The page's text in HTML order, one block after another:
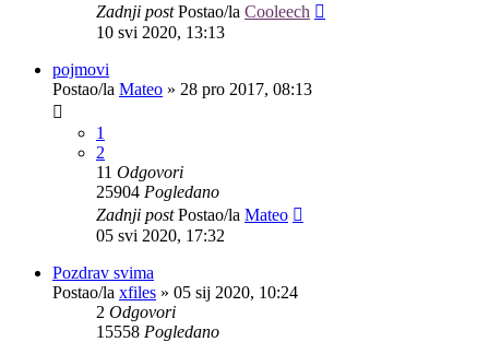
Zadnji postPostao/la Cooleech
10 svi 2020, 13:13
pojmovi
Postao/la Mateo » 28 pro 2017, 08:13
1
2
11 Odgovori
25904 Pogledano
Zadnji postPostao/la Mateo
05 svi 2020, 17:32
Pozdrav svima
Postao/la xfiles » 05 sij 2020, 10:24
2 Odgovori
15558 Pogledano